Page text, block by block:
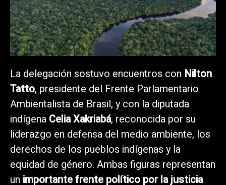
La delegación sostuvo encuentros con Nilton
Tatto, presidente del Frente Parlamentario
Ambientalista de Brasil, y con la diputada
indígena Celia Xakriabá, reconocida por su
liderazgo en defensa del medio ambiente, los
derechos de los pueblos indígenas y la
equidad de género. Ambas figuras representan
un importante frente político por la justicia